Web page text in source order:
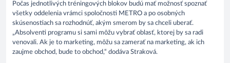
Počas jednotlivých tréningových blokov budú mať možnosť spoznať
všetky oddelenia vrámci spoločnosti METRO a po osobných
skúsenostiach sa rozhodnúť, akým smerom by sa chceli uberať.
„Absolventi programu si sami môžu vybrať oblasť, ktorej by sa radi
venovali. Ak je to marketing, môžu sa zamerať na marketing, ak ich
zaujme obchod, bude to obchod,“ dodáva Straková.